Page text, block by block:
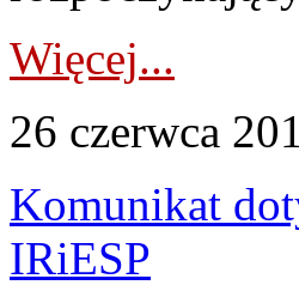
Więcej...
26 czerwca
Komunikat
IRiESP